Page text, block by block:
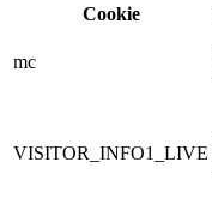
Cookie
mc
VISITOR_INFO1_LIVE